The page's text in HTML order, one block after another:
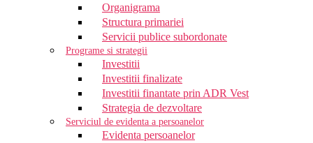
Organigrama
Structura primariei
Servicii publice subordonate
Programe si strategii
Investitii
Investitii finalizate
Investitii finantate prin ADR Vest
Strategia de dezvoltare
Serviciul de evidenta a persoanelor
Evidenta persoanelor